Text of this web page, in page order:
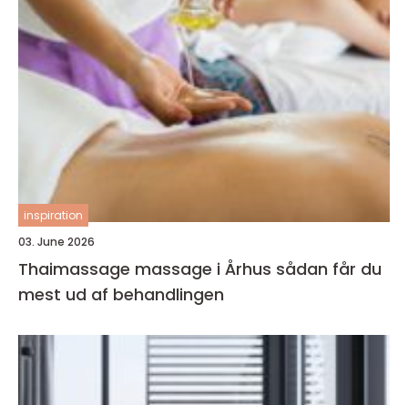
inspiration
03. June 2026
Thaimassage massage i Århus sådan får du
mest ud af behandlingen